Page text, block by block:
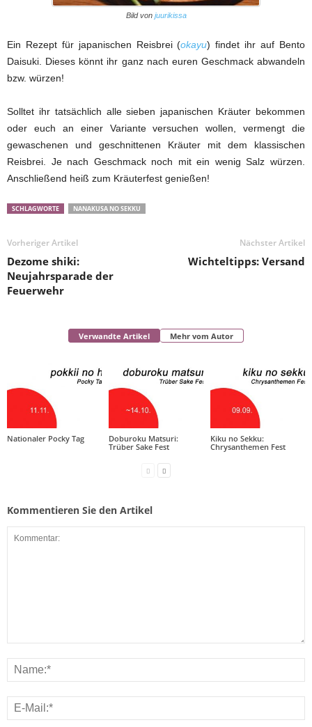
Bild von juurikissa
Ein Rezept für japanischen Reisbrei (okayu) findet ihr auf Bento
Daisuki. Dieses könnt ihr ganz nach euren Geschmack abwandeln
bzw. würzen!
Solltet ihr tatsächlich alle sieben japanischen Kräuter bekommen
oder euch an einer Variante versuchen wollen, vermengt die
gewaschenen und geschnittenen Kräuter mit dem klassischen
Reisbrei. Je nach Geschmack noch mit ein wenig Salz würzen.
Anschließend heiß zum Kräuterfest genießen!
SCHLAGWORTE NANAKUSA NO SEKKU
Vorheriger Artikel
Dezome shiki:
Neujahrsparade der
Feuerwehr
Nächster Artikel
Wichteltipps: Versand
Verwandte Artikel Mehr vom Autor
Nationaler Pocky Tag
Doburoku Matsuri:
Trüber Sake Fest
Kiku no Sekku:
Chrysanthemen Fest
Kommentieren Sie den Artikel